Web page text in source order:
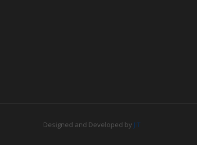
Designed and Developed by JIT